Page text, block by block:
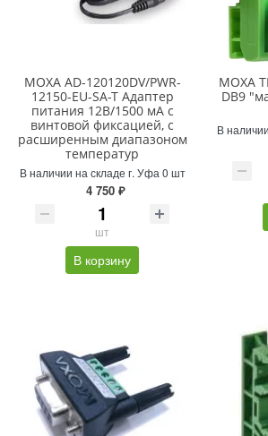
MOXA AD-120120DV/PWR-
12150-EU-SA-T Адаптер
питания 12В/1500 мА с
винтовой фиксацией, с
расширенным диапазоном
температур
В наличии на складе г. Уфа 0 шт
4 750 ₽
шт
В корзину
MOXA
DB9
В